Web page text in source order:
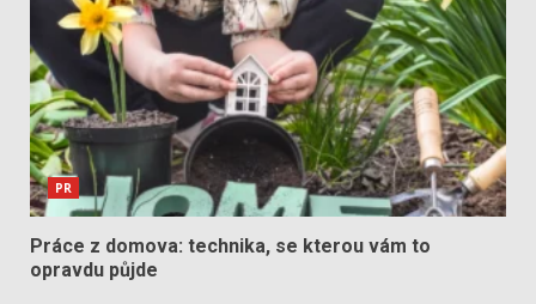
PR
Práce z domova: technika, se kterou vám to
opravdu půjde